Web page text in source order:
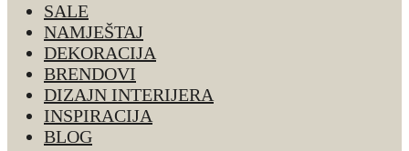
SALE
NAMJEŠTAJ
DEKORACIJA
BRENDOVI
DIZAJN INTERIJERA
INSPIRACIJA
BLOG